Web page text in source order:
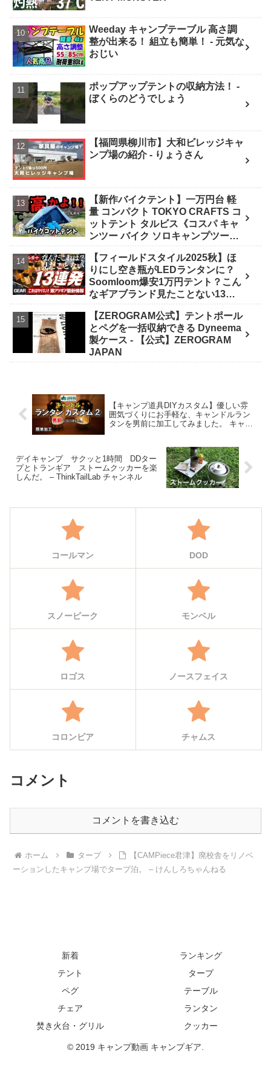
Weeday キャンプテーブル 高さ調
整が出来る！ 組立も簡単！ - 元気な
おじい
ポップアップテントの収納方法！ -
ぼくらのどうでしょう
【福岡県柳川市】大和ビレッジキャ
ンプ場の紹介 - りょうさん
【新作バイクテント】一万円台 軽
量 コンパクト TOKYO CRAFTS コ
ットテント タルビス《コスパ キャ
ンツー バイク ソロキャンプツーリ
リー 選び方》 - ｺﾝﾊﾟｸﾄｷﾞｱ紹介★バ
イク野営部
【フィールドスタイル2025秋】ほ
りにし空き瓶がLEDランタンに？
Soomloom爆安1万円テント？こん
なギアブランド見たことない13連
Outdoor News24
【ZEROGRAM公式】テントポール
とペグを一括収納できる Dyneema
製ケース - 【公式】ZEROGRAM
JAPAN
【キャンプ道具DIYカスタム】優しい雰
囲気づくりにお手軽な、キャンドルラン
タンを男前に加工してみました。 キャン
デイキャンプ サクッと1時間 DDター
プとトランギア ストームクッカーを楽
しんだ。 – ThinkTailLab チャンネル
コールマン DOD
スノーピーク モンベル
ロゴス ノースフェイス
コロンビア チャムス
コメント
コメントを書き込む
ホーム タープ
【CAMPiece君津】廃校舎をリノベ
ーションしたキャンプ場でタープ泊。 – けんしろちゃんねる
新着
ランキング
テント
タープ
ペグ
テーブル
チェア
ランタン
焚き火台・グリル
クッカー
© 2019 キャンプ動画 キャンプギア.